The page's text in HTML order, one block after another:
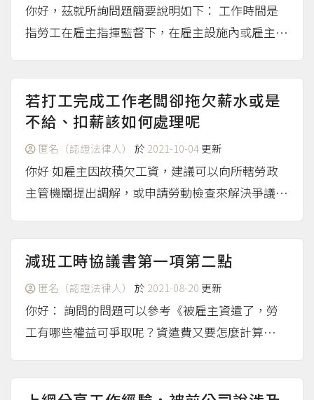
你好，茲就所詢問題簡要說明如下： 工作時間是
指勞工在雇主指揮監督下，在雇主設施內或雇主指
參考勞動部105年2月2日勞動條2字第1050130240
號函）。 多數司法實務見解認為，勞工受雇主指
揮、監... （more...）
若打工完成工作老闆卻拖欠薪水或是
不給、扣薪該如何處理呢
匿名（認證法律人） 於 2021-10-04更新
你好 如雇主因故積欠工資，建議可以向所轄勞政
主管機關提出調解，或申請勞動檢查來解決爭議並
減班工時協議書第一項第二點
匿名（認證法律人） 於 2021-08-20 更新
你好： 詢問的問題可以參考《被雇主資遣了，勞
工有哪些權益可爭取呢？資遣費又要怎麼計算
爭議，可以向所轄勞動主管機關申請勞動檢查或調